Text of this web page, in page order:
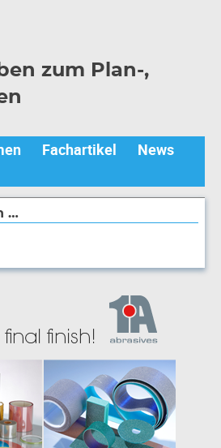
zum Plan-,
Fachartikel
News
…